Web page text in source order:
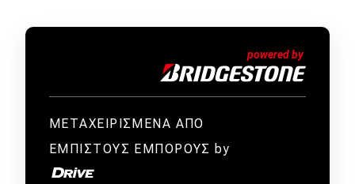
ΜΕΤΑΧΕΙΡΙΣΜΕΝΑ ΑΠΟ
ΕΜΠΙΣΤΟΥΣ ΕΜΠΟΡΟΥΣ by